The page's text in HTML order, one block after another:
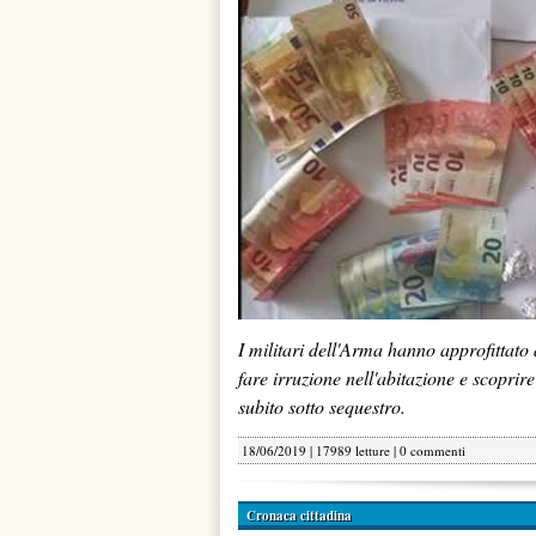
I militari dell'Arma hanno approfittato
fare irruzione nell'abitazione e
subito sotto sequestro.
18/06/2019 | 17989 letture | 0 commenti
Cronaca cittadina